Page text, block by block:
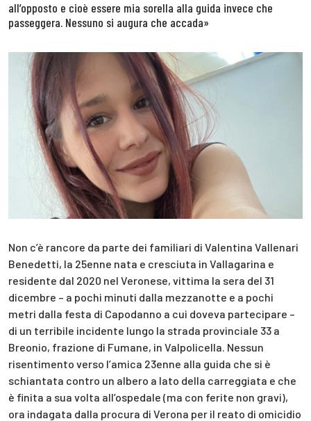
all’opposto e cioè essere mia sorella alla guida invece che
passeggera. Nessuno si augura che accada»
Non c’è rancore da parte dei familiari di Valentina Vallenari
Benedetti, la 25enne nata e cresciuta in Vallagarina e
residente dal 2020 nel Veronese, vittima la sera del 31
dicembre – a pochi minuti dalla mezzanotte e a pochi
metri dalla festa di Capodanno a cui doveva partecipare –
di un terribile incidente lungo la strada provinciale 33 a
Breonio, frazione di Fumane, in Valpolicella. Nessun
risentimento verso l’amica 23enne alla guida che si è
schiantata contro un albero a lato della carreggiata e che
è finita a sua volta all’ospedale (ma con ferite non gravi),
ora indagata dalla procura di Verona per il reato di omicidio